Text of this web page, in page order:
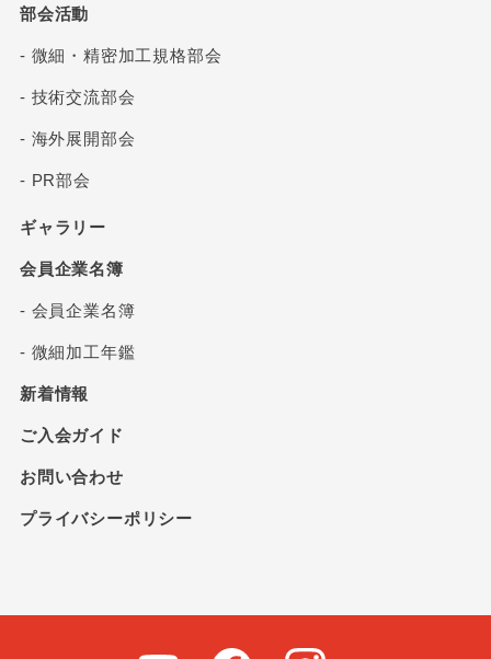
部会活動
- 微細・精密加工規格部会
- 技術交流部会
- 海外展開部会
- PR部会
ギャラリー
会員企業名簿
- 会員企業名簿
- 微細加工年鑑
新着情報
ご入会ガイド
お問い合わせ
プライバシーポリシー